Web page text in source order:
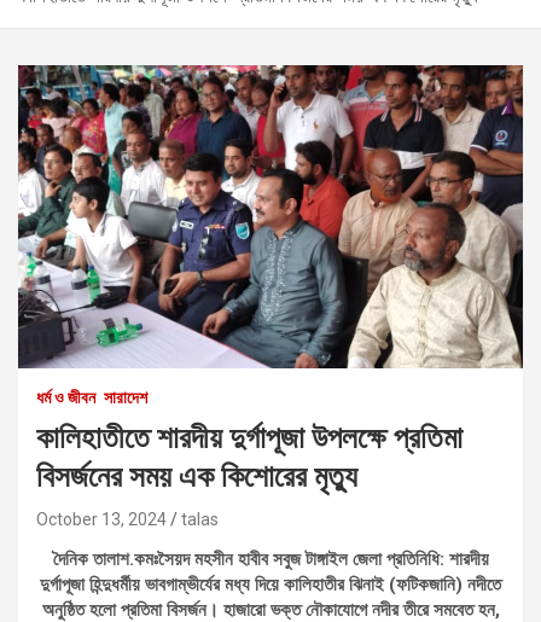
ধর্ম ও জীবন সারাদেশ
কালিহাতীতে শারদীয় দুর্গাপূজা উপলক্ষে প্রতিমা
বিসর্জনের সময় এক কিশোরের মৃত্যু
October 13, 2024 talas
দৈনিক তালাশ.কমঃসৈয়দ মহসীন হাবীব সবুজ টাঙ্গাইল জেলা প্রতিনিধি: শারদীয়
দুর্গাপূজা হিন্দুধর্মীয় ভাবগাম্ভীর্যের মধ্য দিয়ে কালিহাতীর ঝিনাই (ফটিকজানি) নদীতে
অনুষ্ঠিত হলো প্রতিমা বিসর্জন। হাজারো ভক্ত নৌকাযোগে নদীর তীরে সমবেত হন,